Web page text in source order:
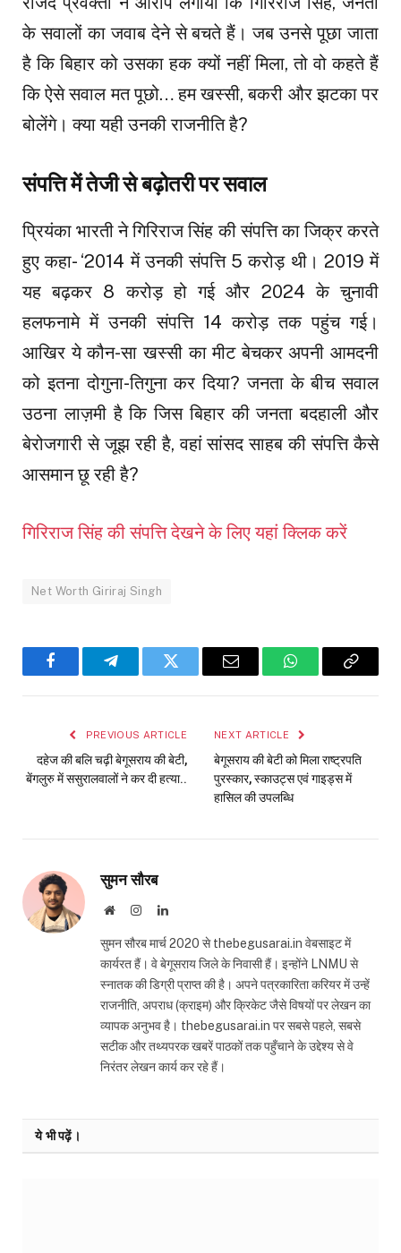
के सवालों का जवाब देने से बचते हैं। जब उनसे पूछा जाता
है कि बिहार को उसका हक क्यों नहीं मिला, तो वो कहते हैं
कि ऐसे सवाल मत पूछो… हम खस्सी, बकरी और झटका पर
बोलेंगे। क्या यही उनकी राजनीति है?
संपत्ति में तेजी से बढ़ोतरी पर सवाल
प्रियंका भारती ने गिरिराज सिंह की संपत्ति का जिक्र करते
हुए कहा- ‘2014 में उनकी संपत्ति 5 करोड़ थी। 2019 में
यह बढ़कर 8 करोड़ हो गई और 2024 के चुनावी
हलफनामे में उनकी संपत्ति 14 करोड़ तक पहुंच गई।
आखिर ये कौन-सा खस्सी का मीट बेचकर अपनी आमदनी
को इतना दोगुना-तिगुना कर दिया? जनता के बीच सवाल
उठना लाज़मी है कि जिस बिहार की जनता बदहाली और
बेरोजगारी से जूझ रही है, वहां सांसद साहब की संपत्ति कैसे
आसमान छू रही है?
गिरिराज सिंह की संपत्ति देखने के लिए यहां क्लिक करें
Net Worth Giriraj Singh
FacebookTelegramTwitter Email WhatsAppCopy
PREVIOUS ARTICLE
दहेज की बलि चढ़ी बेगूसराय की बेटी,
बेंगलुरु में ससुरालवालों ने कर दी हत्या..
NEXT ARTICLE
बेगूसराय की बेटी को मिला राष्ट्रपति
पुरस्कार, स्काउट्स एवं गाइड्स में
हासिल की उपलब्धि
सुमन सौरब
WebsiteInstagramLinkedIn
सुमन सौरब मार्च 2020 से thebegusarai.in वेबसाइट में
कार्यरत हैं। वे बेगूसराय जिले के निवासी हैं। इन्होंने LNMU से
स्नातक की डिग्री प्राप्त की है। अपने पत्रकारिता करियर में उन्हें
राजनीति, अपराध (क्राइम) और क्रिकेट जैसे विषयों पर लेखन का
व्यापक अनुभव है। thebegusarai.in पर सबसे पहले, सबसे
सटीक और तथ्यपरक खबरें पाठकों तक पहुँचाने के उद्देश्य से वे
निरंतर लेखन कार्य कर रहे हैं।
ये भी पढ़ें।